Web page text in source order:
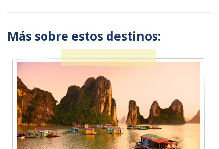
Más sobre estos destinos: